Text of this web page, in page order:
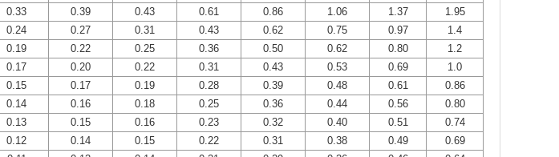
0.33 0.39 0.43 0.61 0.86 1.06 1.37
1.95
0.24 0.27 0.31 0.43 0.62 0.75 0.97
1.4
0.19 0.22 0.25 0.36 0.50 0.62 0.80
1.2
0.17 0.20 0.22 0.31 0.43 0.53 0.69
1.0
0.15 0.17 0.19 0.28 0.39 0.48 0.61
0.86
0.14 0.16 0.18 0.25 0.36 0.44 0.56
0.80
0.13 0.15 0.16 0.23 0.32 0.40 0.51
0.74
0.12 0.14 0.15 0.22 0.31 0.38 0.49
0.69